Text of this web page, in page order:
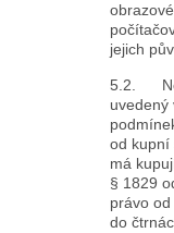
jejich
5.2.
uvedený
od kupní
má
§ 1829
právo
do